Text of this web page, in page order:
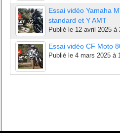
Essai vidéo Yamaha
standard et Y AMT
Publié le 12 avril 2025 à
Essai vidéo CF Moto
Publié le 4 mars 2025 à